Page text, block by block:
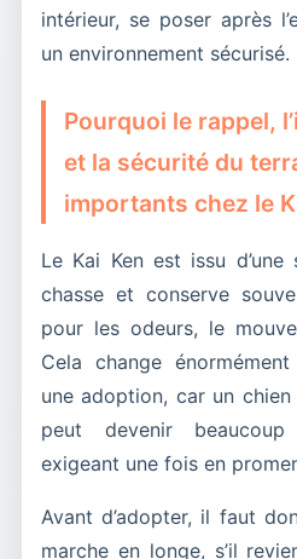
intérieur, se poser après
un environnement sécurisé.
Pourquoi le rappel,
et la sécurité du
importants chez le
Le Kai Ken est issu
chasse et conserve
pour les odeurs, le
Cela change
une adoption, car un
peut devenir
exigeant une fois en
Avant d’adopter, il faut
marche en longe, s’il